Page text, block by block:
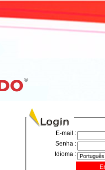
E-mail :
Senha :
Idioma :